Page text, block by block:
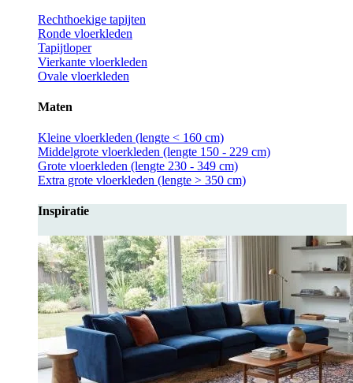
Rechthoekige tapijten
Ronde vloerkleden
Tapijtloper
Vierkante vloerkleden
Ovale vloerkleden
Maten
Kleine vloerkleden (lengte < 160 cm)
Middelgrote vloerkleden (lengte 150 - 229 cm)
Grote vloerkleden (lengte 230 - 349 cm)
Extra grote vloerkleden (lengte > 350 cm)
Inspiratie